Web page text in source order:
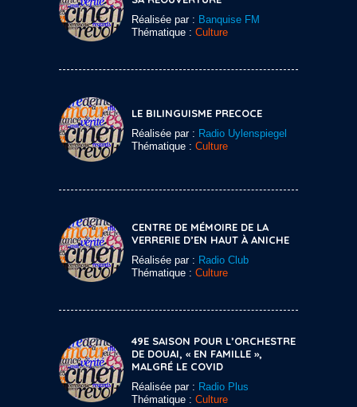
Réalisée par : Banquise FM
Thématique : Culture
LE BILINGUISME PRECOCE
Réalisée par : Radio Uylenspiegel
Thématique : Culture
CENTRE DE MÉMOIRE DE LA
VERRERIE D’EN HAUT À ANICHE
Réalisée par : Radio Club
Thématique : Culture
49E SAISON POUR L’ORCHESTRE
DE DOUAI, « EN FAMILLE »,
MALGRÉ LE COVID
Réalisée par : Radio Plus
Thématique : Culture